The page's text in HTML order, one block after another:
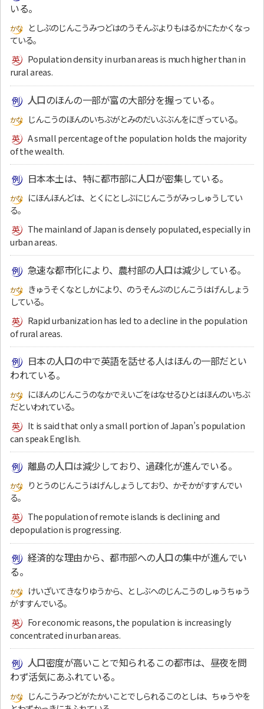
いる。
としぶのじんこうみつどはのうそんぶよりもはるかにたかくなっ
ている。
Population density in urban areas is much higher than in
rural areas.
人口のほんの一部が富の大部分を握っている。
じんこうのほんのいちぶがとみのだいぶぶんをにぎっている。
A small percentage of the population holds the majority
of the wealth.
日本本土は、特に都市部に人口が密集している。
にほんほんどは、とくにとしぶにじんこうがみっしゅうしてい
る。
The mainland of Japan is densely populated, especially in
urban areas.
急速な都市化により、農村部の人口は減少している。
きゅうそくなとしかにより、のうそんぶのじんこうはげんしょう
している。
Rapid urbanization has led to a decline in the population
of rural areas.
日本の人口の中で英語を話せる人はほんの一部だとい
われている。
にほんのじんこうのなかでえいごをはなせるひとはほんのいちぶ
だといわれている。
It is said that only a small portion of Japan’s population
can speak English.
離島の人口は減少しており、過疎化が進んでいる。
りとうのじんこうはげんしょうしており、かそかがすすんでい
る。
The population of remote islands is declining and
depopulation is progressing.
経済的な理由から、都市部への人口の集中が進んでい
る。
けいざいてきなりゆうから、としぶへのじんこうのしゅうちゅう
がすすんでいる。
For economic reasons, the population is increasingly
concentrated in urban areas.
人口密度が高いことで知られるこの都市は、昼夜を問
わず活気にあふれている。
じんこうみつどがたかいことでしられるこのとしは、ちゅうやを